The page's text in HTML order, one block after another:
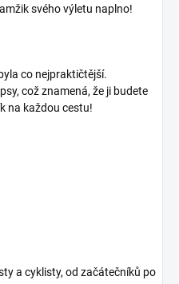
svého výletu naplno!
co nejpraktičtější.
což znamená, že ji budete
na každou cestu!
a cyklisty, od začátečníků po